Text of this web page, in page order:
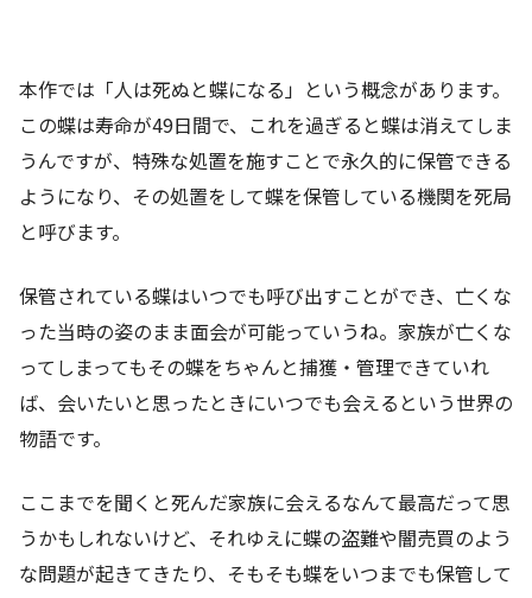
本作では「人は死ぬと蝶になる」という概念があります。
この蝶は寿命が49日間で、これを過ぎると蝶は消えてしま
うんですが、特殊な処置を施すことで永久的に保管できる
ようになり、その処置をして蝶を保管している機関を死局
と呼びます。
保管されている蝶はいつでも呼び出すことができ、亡くな
った当時の姿のまま面会が可能っていうね。家族が亡くな
ってしまってもその蝶をちゃんと捕獲・管理できていれ
ば、会いたいと思ったときにいつでも会えるという世界の
物語です。
ここまでを聞くと死んだ家族に会えるなんて最高だって思
うかもしれないけど、それゆえに蝶の盗難や闇売買のよう
な問題が起きてきたり、そもそも蝶をいつまでも保管して